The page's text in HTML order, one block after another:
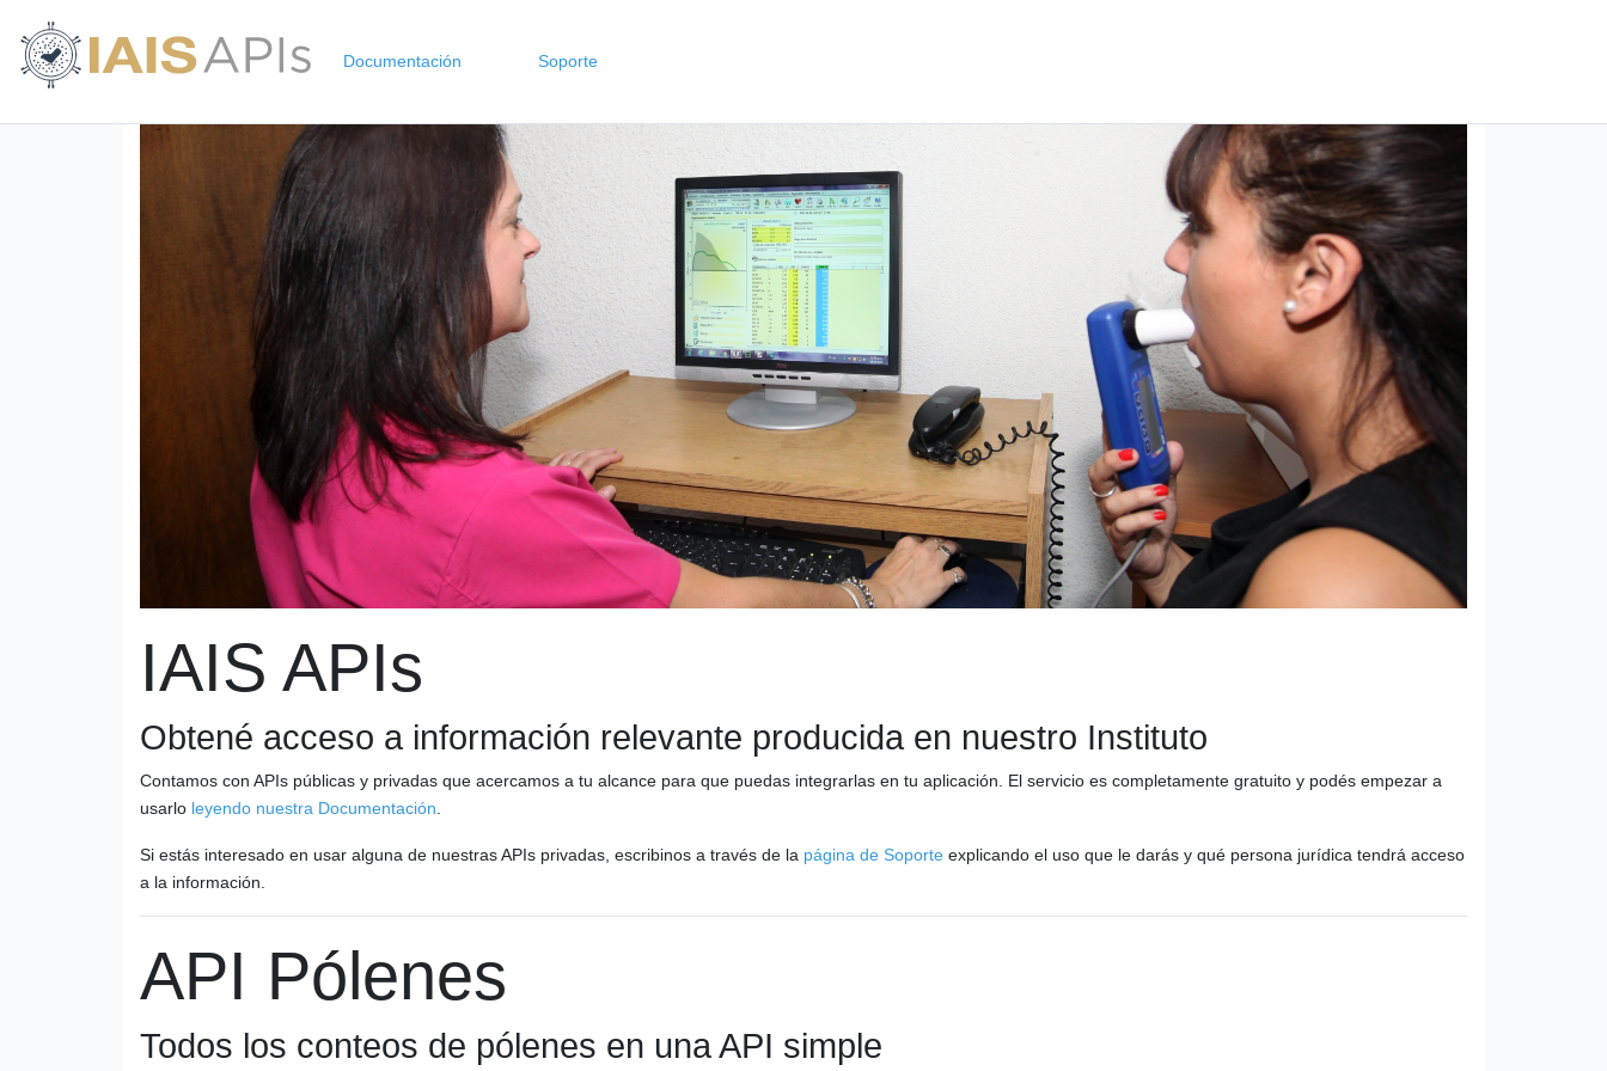
Documentación Soporte
IAIS APIs
Obtené acceso a información relevante producida en nuestro Instituto
Contamos con APIs públicas y privadas que acercamos a tu alcance para que puedas integrarlas en tu aplicación. El servicio es completamente gratuito y podés empezar a
usarlo leyendo nuestra Documentación
Si estás interesado en usar alguna de nuestras APIs privadas, escribinos a través de la página de Soporte explicando el uso que le darás y qué persona jurídica tendrá acceso
a la información.
API Pólenes
Todos los conteos de pólenes en una API simple